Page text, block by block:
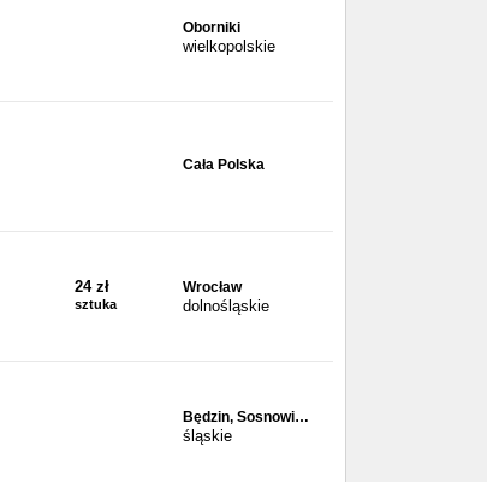
Oborniki
wielkopolskie
Cała Polska
24 zł
sztuka
Wrocław
dolnośląskie
Będzin, Sosnowi…
śląskie